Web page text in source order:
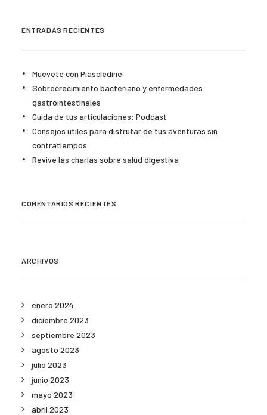
ENTRADAS RECIENTES
Muévete con Piascledine
Sobrecrecimiento bacteriano y enfermedades
gastrointestinales
Cuida de tus articulaciones: Podcast
Consejos útiles para disfrutar de tus aventuras sin
contratiempos
Revive las charlas sobre salud digestiva
COMENTARIOS RECIENTES
ARCHIVOS
enero 2024
diciembre 2023
septiembre 2023
agosto 2023
julio 2023
junio 2023
mayo 2023
abril 2023